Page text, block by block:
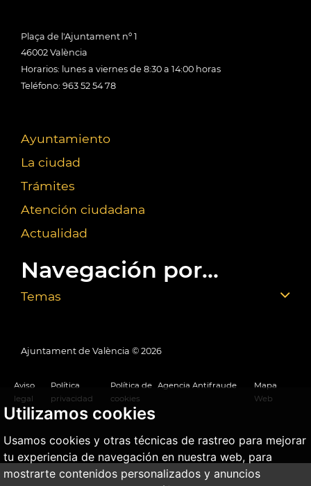
Utilizamos cookies
Usamos cookies y otras técnicas de rastreo para mejorar
tu experiencia de navegación en nuestra web, para
mostrarte contenidos personalizados y anuncios
Plaça de l'Ajuntament nº 1
46002 València
Horarios: lunes a viernes de 8:30 a 14:00 horas
Teléfono: 963 52 54 78
Ayuntamiento
La ciudad
Trámites
Atención ciudadana
Actualidad
Navegación por...
Temas
Ajuntament de València © 2026
Aviso
legal
Política
privacidad
Política de
cookies
Agencia Antifraude
Mapa
Web